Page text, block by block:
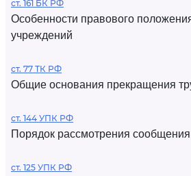
ст. 161 БК РФ
Особенности правового
учреждений
ст. 77 ТК РФ
Общие основания прекращения
ст. 144 УПК РФ
Порядок рассмотрения
ст. 125 УПК РФ